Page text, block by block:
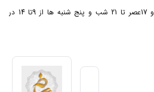
از شنبه تا چهارشنبه 9 صبح تا 14 و 17عصر تا 21 شب و پنج شنبه ها از 9تا 14 در